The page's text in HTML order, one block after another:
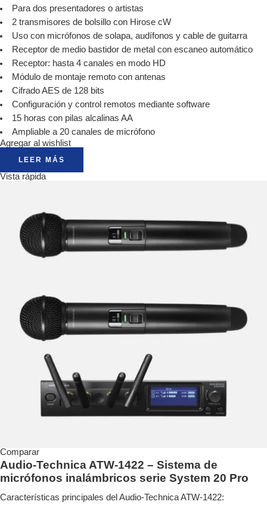
Para dos presentadores o artistas
2 transmisores de bolsillo con Hirose cW
Uso con micrófonos de solapa, audífonos y cable de guitarra
Receptor de medio bastidor de metal con escaneo automático
Receptor: hasta 4 canales en modo HD
Módulo de montaje remoto con antenas
Cifrado AES de 128 bits
Configuración y control remotos mediante software
15 horas con pilas alcalinas AA
Ampliable a 20 canales de micrófono
Agregar al wishlist
LEER MÁS
Vista rápida
Comparar
Audio-Technica ATW-1422 – Sistema de
micrófonos inalámbricos serie System 20 Pro
Características principales del Audio-Technica ATW-1422: